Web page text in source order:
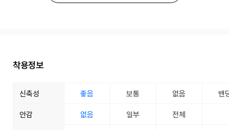
착용정보
신축성 좋음 보통 없음 밴
안감 없음 일부 전체